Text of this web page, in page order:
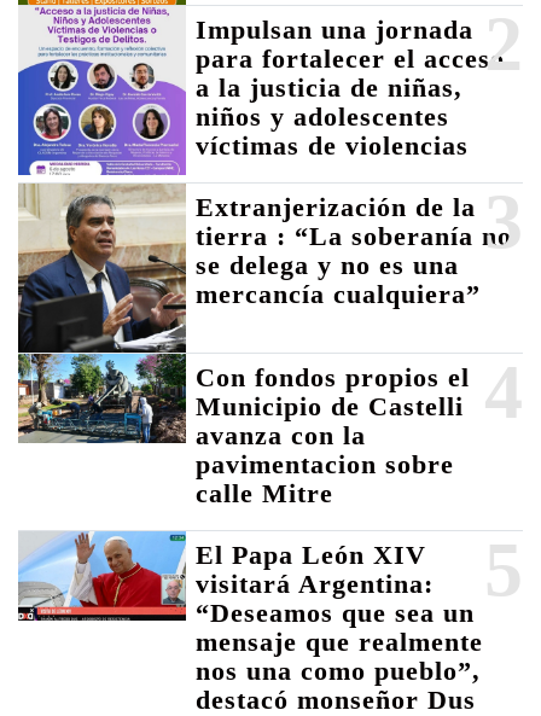
2
Impulsan una jornada
para fortalecer el acceso
a la justicia de niñas,
niños y adolescentes
víctimas de violencias
3
Extranjerización de la
tierra : “La soberanía no
se delega y no es una
mercancía cualquiera”
4
Con fondos propios el
Municipio de Castelli
avanza con la
pavimentacion sobre
calle Mitre
5
El Papa León XIV
visitará Argentina:
“Deseamos que sea un
mensaje que realmente
nos una como pueblo”,
destacó monseñor Dus